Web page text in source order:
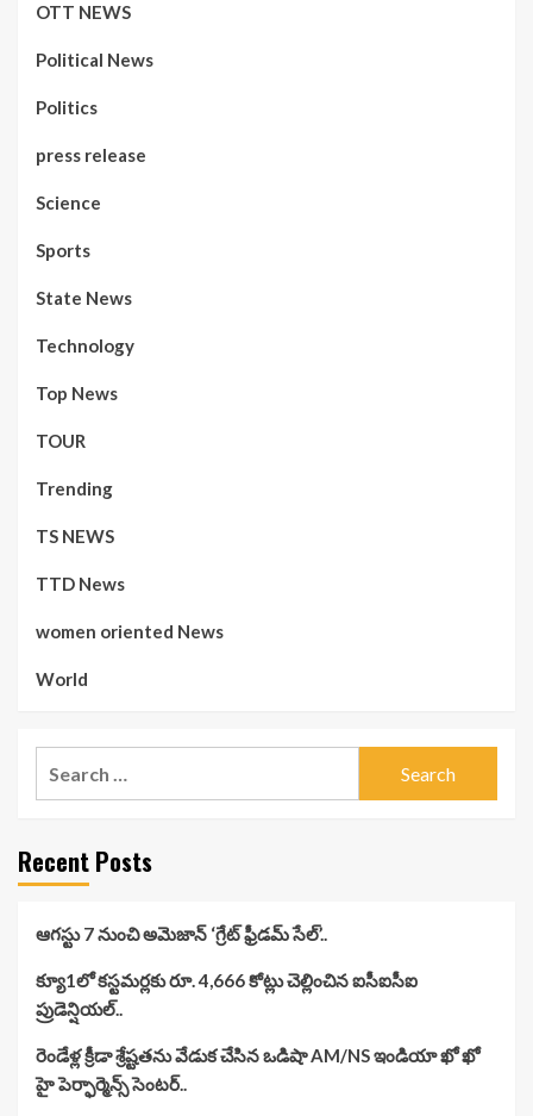
OTT NEWS
Political News
Politics
press release
Science
Sports
State News
Technology
Top News
TOUR
Trending
TS NEWS
TTD News
women oriented News
World
Recent Posts
ఆగస్టు 7 నుంచి అమెజాన్ ‘గ్రేట్ ఫ్రీడమ్ సేల్’..
క్యూ1లో కస్టమర్లకు రూ. 4,666 కోట్లు చెల్లించిన ఐసీఐసీఐ
ప్రుడెన్షియల్..
రెండేళ్ల క్రీడా శ్రేష్టతను వేడుక చేసిన ఒడిషా AM/NS ఇండియా ఖో ఖో
హై పెర్ఫార్మెన్స్ సెంటర్..